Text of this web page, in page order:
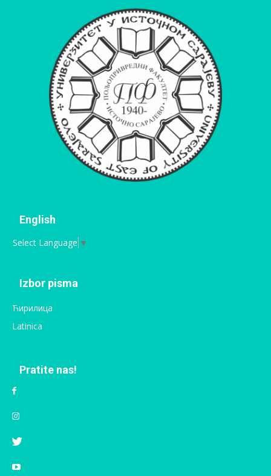
English
Select Language ▼
Izbor pisma
Ћирилица
Latinica
Pratite nas!